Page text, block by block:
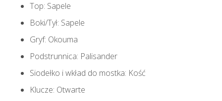
Top: Sapele
Boki/Tył: Sapele
Gryf: Okouma
Podstrunnica: Palisander
Siodełko i wkład do mostka: Kość
Klucze: Otwarte